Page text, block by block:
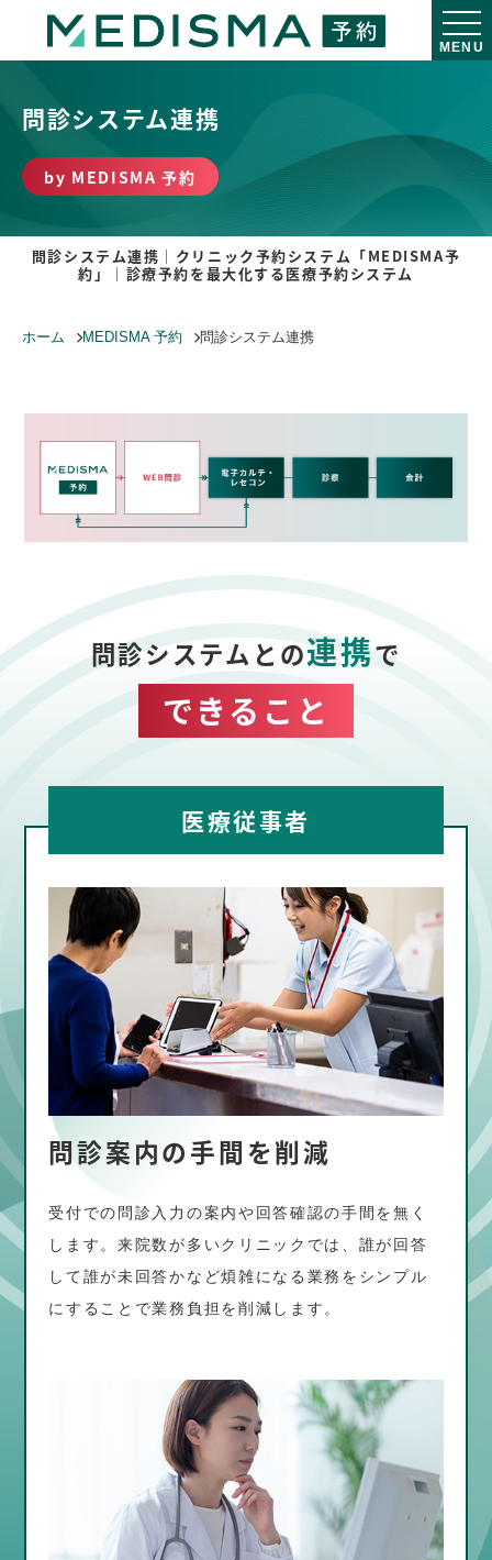
MENU
問診システム連携
by MEDISMA 予約
問診システム連携｜クリニック予約システム「MEDISMA予
約」｜診療予約を最大化する医療予約システム
ホーム MEDISMA 予約 問診システム連携
問診システムとの連携で
できること
医療従事者
問診案内の手間を削減
受付での問診入力の案内や回答確認の手間を無く
します。来院数が多いクリニックでは、誰が回答
して誰が未回答かなど煩雑になる業務をシンプル
にすることで業務負担を削減します。